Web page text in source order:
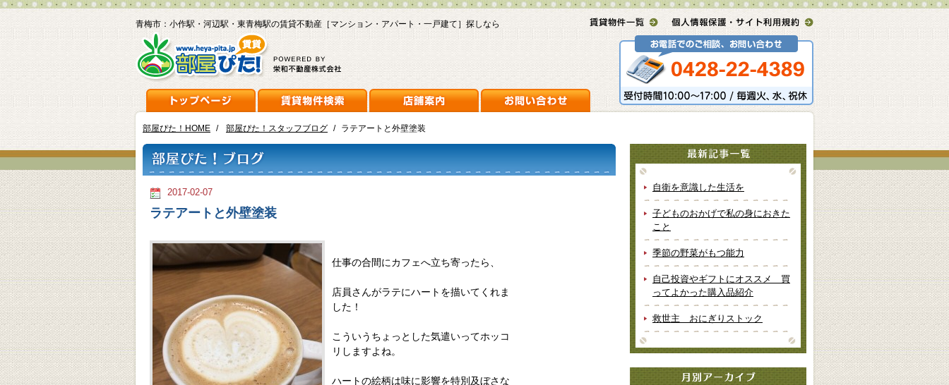
青梅市：小作駅・河辺駅・東青梅駅の賃貸不動産［マンション・アパート・一戸建て］探しなら
部屋ぴた！HOME / 部屋ぴた！スタッフブログ / ラテアートと外壁塗装
2017-02-07
ラテアートと外壁塗装
仕事の合間にカフェへ立ち寄ったら、
店員さんがラテにハートを描いてくれま
した！
こういうちょっとした気遣いってホッコ
リしますよね。
ハートの絵柄は味に影響を特別及ぼさな
自衛を意識した生活を
子どものおかげで私の身におきた
こと
季節の野菜がもつ能力
自己投資やギフトにオススメ 買
ってよかった購入品紹介
救世主 おにぎりストック